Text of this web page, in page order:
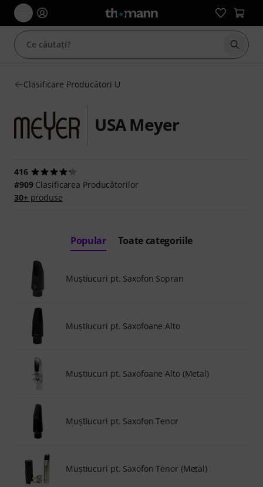
Clasificare Producători U
USA Meyer
416
#909Clasificarea Producătorilor
30+produse
Popular Toate categoriile
Muştiucuri pt. Saxofon Sopran
Muştiucuri pt. Saxofoane Alto
Muştiucuri pt. Saxofoane Alto (Metal)
Muştiucuri pt. Saxofon Tenor
Muştiucuri pt. Saxofon Tenor (Metal)